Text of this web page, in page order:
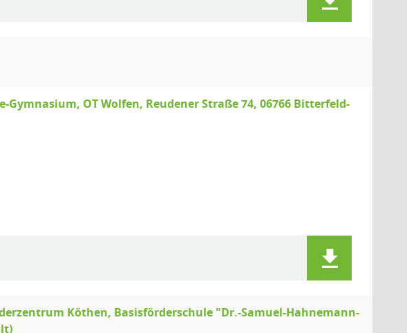
OT Wolfen, Reudener Straße 74, 06766 Bitterfeld-
Köthen, Basisförderschule "Dr.-Samuel-Hahnemann-